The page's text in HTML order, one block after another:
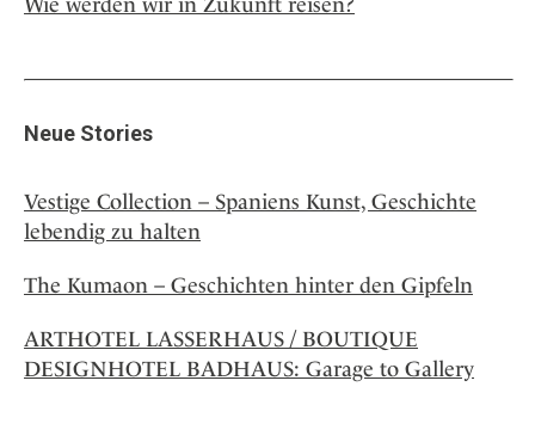
Neue Stories
Vestige Collection – Spaniens Kunst, Geschichte
lebendig zu halten
The Kumaon – Geschichten hinter den Gipfeln
ARTHOTEL LASSERHAUS / BOUTIQUE
DESIGNHOTEL BADHAUS: Garage to Gallery